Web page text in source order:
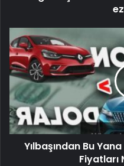
Yılbaşından Bu
Fiyatları